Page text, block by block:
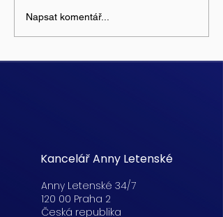
Napsat komentář...
Kancelář Anny Letenské
Anny Letenské 34/7
120 00 Praha 2
Česká republika